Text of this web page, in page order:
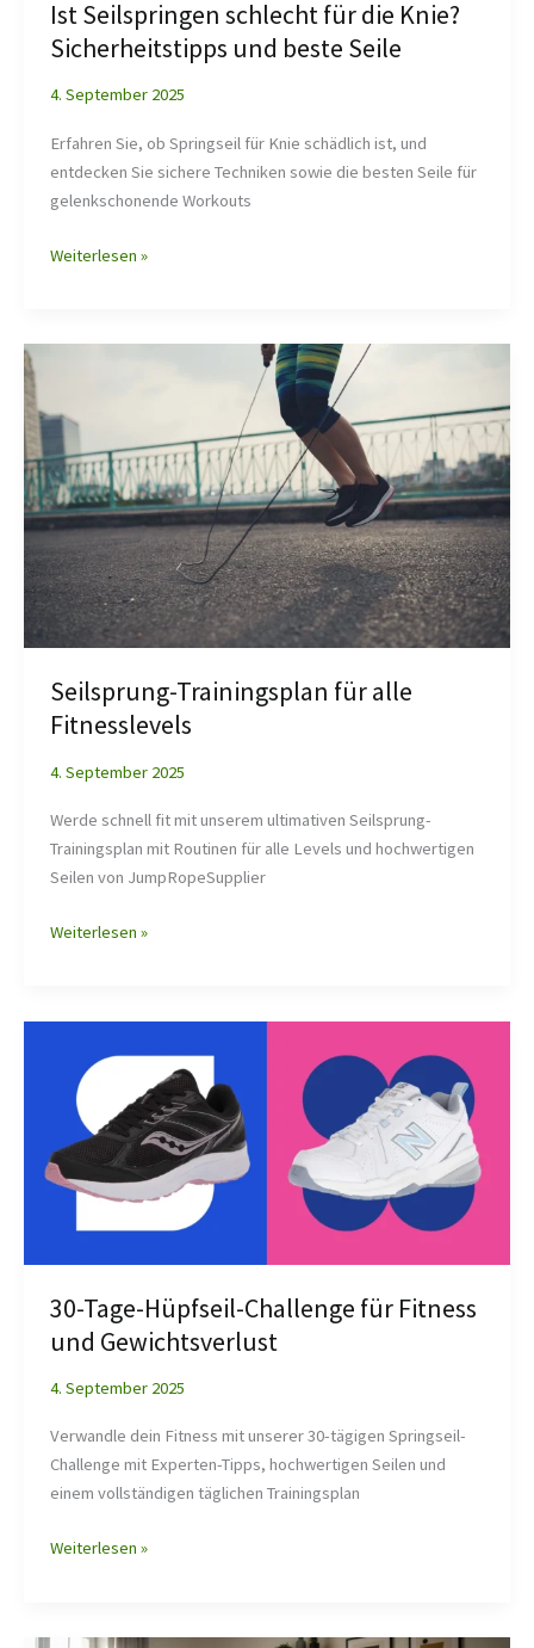
Ist Seilspringen schlecht für die Knie?
Sicherheitstipps und beste Seile
4. September 2025
Erfahren Sie, ob Springseil für Knie schädlich ist, und
entdecken Sie sichere Techniken sowie die besten Seile für
gelenkschonende Workouts
Weiterlesen »
Seilsprung-Trainingsplan für alle
Fitnesslevels
4. September 2025
Werde schnell fit mit unserem ultimativen Seilsprung-
Trainingsplan mit Routinen für alle Levels und hochwertigen
Seilen von JumpRopeSupplier
für
alle
Fitnesslevels
Weiterlesen »
30-Tage-Hüpfseil-Challenge für Fitness
und Gewichtsverlust
4. September 2025
Verwandle dein Fitness mit unserer 30-tägigen Springseil-
Challenge mit Experten-Tipps, hochwertigen Seilen und
einem vollständigen täglichen Trainingsplan
Tage-
Hüpfseil-
Challenge
für
Fitness
Gewichtsverlust
Weiterlesen »